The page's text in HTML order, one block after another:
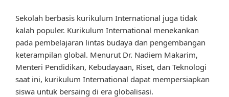
Sekolah berbasis kurikulum International juga tidak
kalah populer. Kurikulum International menekankan
pada pembelajaran lintas budaya dan pengembangan
keterampilan global. Menurut Dr. Nadiem Makarim,
Menteri Pendidikan, Kebudayaan, Riset, dan Teknologi
saat ini, kurikulum International dapat mempersiapkan
siswa untuk bersaing di era globalisasi.